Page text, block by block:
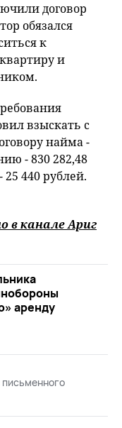
договор
обязался
к
и
взыскать с
найма -
- 830 282,48
440 рублей.
в канале Ариг
аренду
письменного